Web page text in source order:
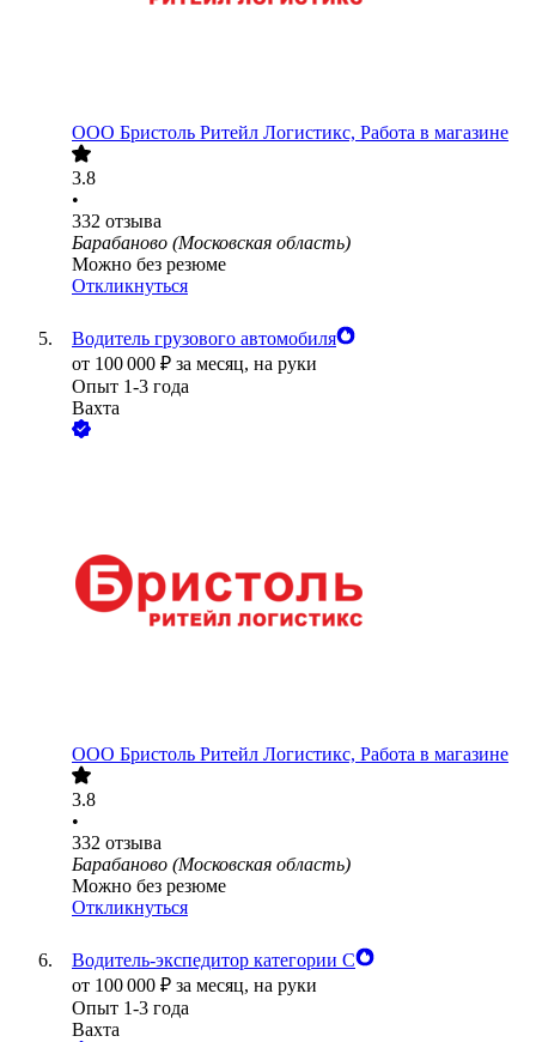
ООО Бристоль Ритейл Логистикс, Работа в магазине
3.8
•
332 отзыва
Барабаново (Московская область)
Можно без резюме
Откликнуться
Водитель грузового автомобиля
от 100 000 ₽ за месяц, на руки
Опыт 1-3 года
Вахта
ООО Бристоль Ритейл Логистикс, Работа в магазине
3.8
•
332 отзыва
Барабаново (Московская область)
Можно без резюме
Откликнуться
Водитель-экспедитор категории С
от 100 000 ₽ за месяц, на руки
Опыт 1-3 года
Вахта